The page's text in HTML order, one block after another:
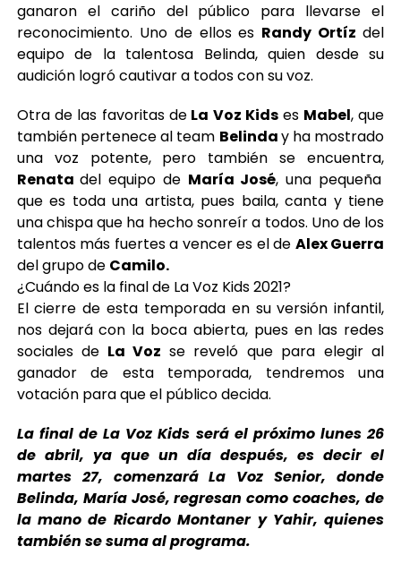
ganaron el cariño del público para llevarse el
reconocimiento. Uno de ellos es Randy Ortízdel
equipo de la talentosa Belinda, quien desde su
audición logró cautivar a todos con su voz.
Otra de las favoritas de La Voz Kids es Mabel, que
también pertenece al team Belinday ha mostrado
una voz potente, pero también se encuentra,
Renatadel equipo de María José, una pequeña
que es toda una artista, pues baila, canta y tiene
una chispa que ha hecho sonreír a todos. Uno de los
talentos más fuertes a vencer es el de Alex Guerra
del grupo de Camilo.
¿Cuándo es la final de La Voz Kids 2021?
El cierre de esta temporada en su versión infantil,
nos dejará con la boca abierta, pues en las redes
sociales de La Voz se reveló que para elegir al
ganador de esta temporada, tendremos una
votación para que el público decida.
La final de La Voz Kids será el próximo lunes 26
de abril, ya que un día después, es decir el
martes 27, comenzará La Voz Senior, donde
Belinda, María José, regresan como coaches, de
la mano de Ricardo Montaner y Yahir, quienes
también se suma al programa.